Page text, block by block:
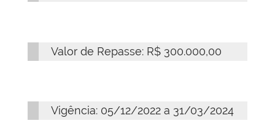
Valor de Repasse: R$ 300.000,00
Vigência: 05/12/2022 a 31/03/2024